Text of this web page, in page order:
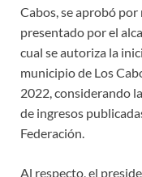
Cabos, se aprobó
presentado por el
cual se autoriza la
municipio de Los
2022, considerando
de ingresos
Federación.
Al respecto, el